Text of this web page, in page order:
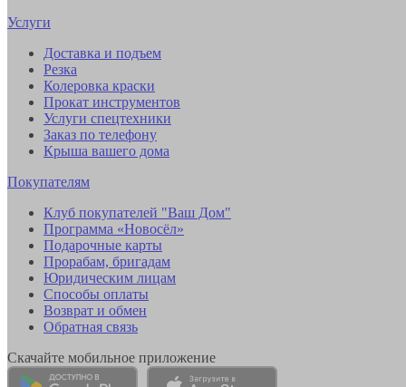
Услуги
Доставка и подъем
Резка
Колеровка краски
Прокат инструментов
Услуги спецтехники
Заказ по телефону
Крыша вашего дома
Покупателям
Клуб покупателей "Ваш Дом"
Программа «Новосёл»
Подарочные карты
Прорабам, бригадам
Юридическим лицам
Способы оплаты
Возврат и обмен
Обратная связь
Скачайте мобильное приложение